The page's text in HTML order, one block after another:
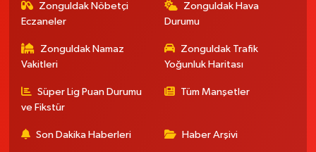
Zonguldak Nöbetçi
Eczaneler
Zonguldak Hava
Durumu
Zonguldak Namaz
Vakitleri
Zonguldak Trafik
Yoğunluk Haritası
Süper Lig Puan Durumu
ve Fikstür
Tüm Manşetler
Son Dakika Haberleri Haber Arşivi